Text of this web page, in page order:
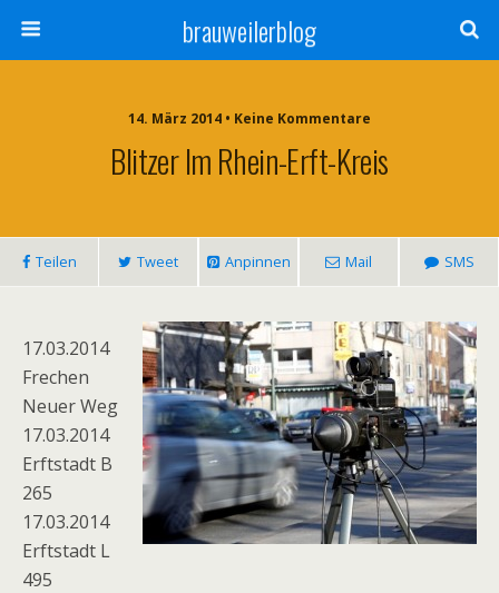
brauweilerblog
14. März 2014 • Keine Kommentare
Blitzer Im Rhein-Erft-Kreis
Teilen Tweet Anpinnen Mail SMS
17.03.2014
Frechen
Neuer Weg
17.03.2014
Erftstadt B
265
17.03.2014
Erftstadt L
495